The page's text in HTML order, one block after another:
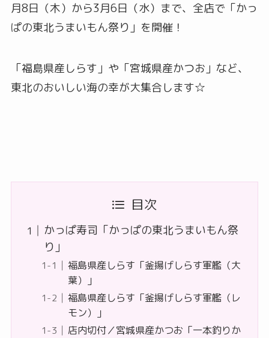
月8日（木）から3月6日（水）まで、全店で「かっ
ぱの東北うまいもん祭り」を開催！
「福島県産しらす」や「宮城県産かつお」など、
東北のおいしい海の幸が大集合します☆
目次
かっぱ寿司「かっぱの東北うまいもん祭
り」
福島県産しらす「釜揚げしらす軍艦（大
葉）」
福島県産しらす「釜揚げしらす軍艦（レ
モン）」
店内切付／宮城県産かつお「一本釣りか